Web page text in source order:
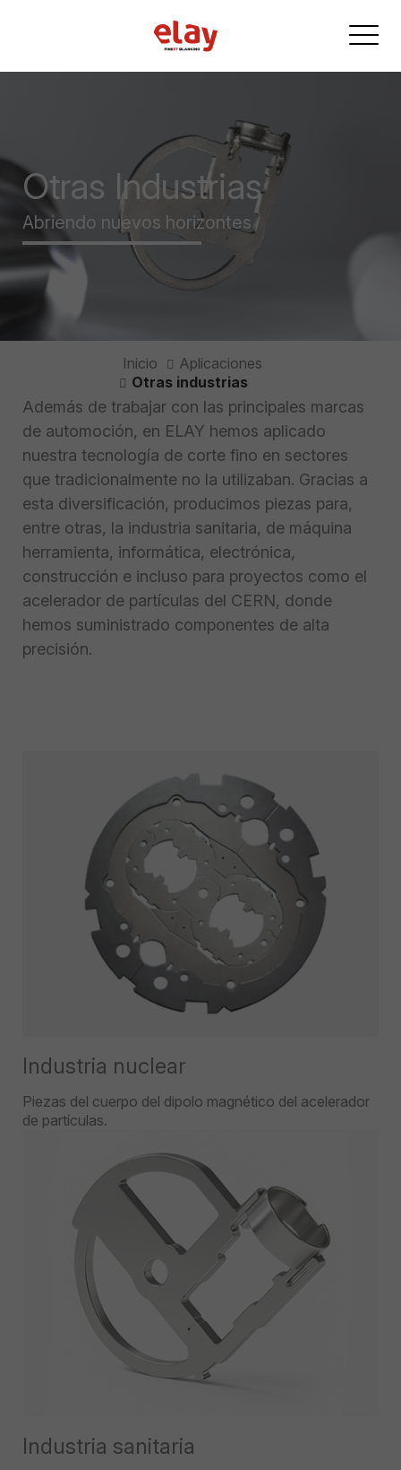
Otras Industrias
Abriendo nuevos horizontes
Inicio
Aplicaciones
Otras industrias
Además de trabajar con las principales marcas
de automoción, en ELAY hemos aplicado
nuestra tecnología de corte fino en sectores
que tradicionalmente no la utilizaban. Gracias a
esta diversificación, producimos piezas para,
entre otras, la industria sanitaria, de máquina
herramienta, informática, electrónica,
construcción e incluso para proyectos como el
acelerador de partículas del CERN, donde
hemos suministrado componentes de alta
precisión.
Industria nuclear
Piezas del cuerpo del dipolo magnético del acelerador
de partículas.
Industria sanitaria